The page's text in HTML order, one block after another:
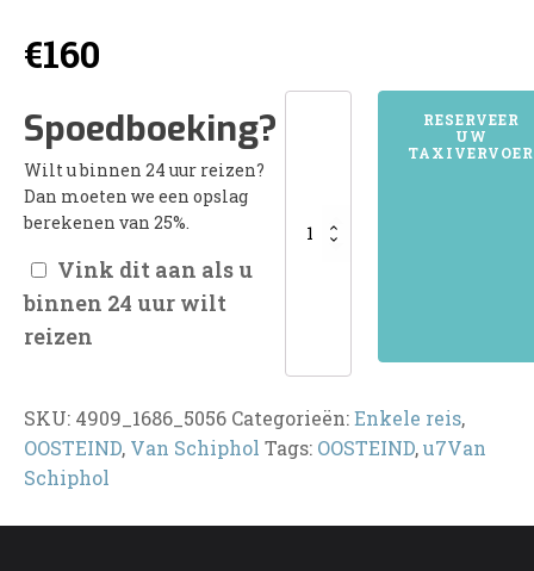
€160
Spoedboeking?
Wilt u binnen 24 uur reizen?
Dan moeten we een opslag
berekenen van 25%.
Vink dit aan als u
binnen 24 uur wilt
reizen
4909OOSTEINDRESERVEER
UW
TAXIVERVOER
SKU: 4909_1686_5056 Categorieën:Enkele reis,
OOSTEIND, Van Schiphol Tags: OOSTEIND,u7Van
Schiphol